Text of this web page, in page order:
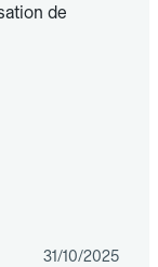
de
31/10/2025